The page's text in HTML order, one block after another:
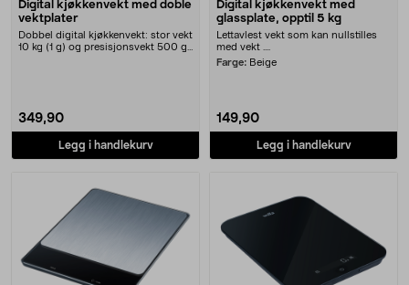
Digital kjøkkenvekt med doble
vektplater
Dobbel digital kjøkkenvekt: stor vekt
10 kg (1 g) og presisjonsvekt 500 g
349,90
Legg i handlekurv
Digital kjøkkenvekt med
glassplate, opptil 5 kg
Lettavlest vekt som kan nullstilles
med vekt ....
Farge: Beige
149,90
Legg i handlekurv